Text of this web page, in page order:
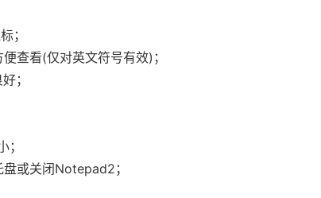
；
查看(仅对英文符号有效)；
；
或关闭Notepad2；